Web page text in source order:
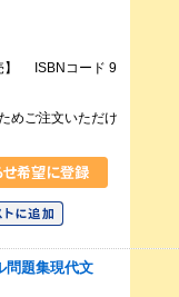
】 ISBNコード 9
めご注文いただけ
問題集現代文